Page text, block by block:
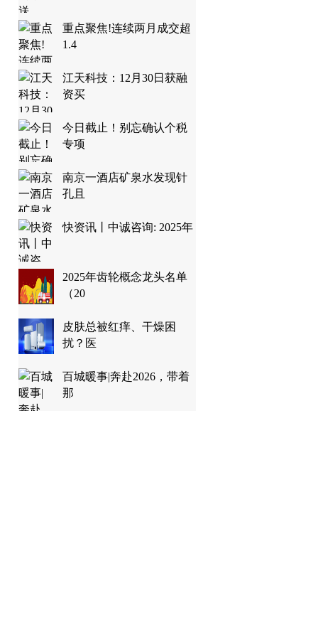
重点聚焦!连续两月成交超
1.4
江天科技：12月30日获融
资买
今日截止！别忘确认个税
专项
南京一酒店矿泉水发现针
孔且
快资讯丨中诚咨询: 2025年
2025年齿轮概念龙头名单
（20
皮肤总被红痒、干燥困
扰？医
百城暖事|奔赴2026，带着
那